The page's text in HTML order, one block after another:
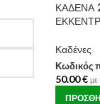
ΚΑΔΕΝΑ
Καδένες
Κωδικός
50.00€ με